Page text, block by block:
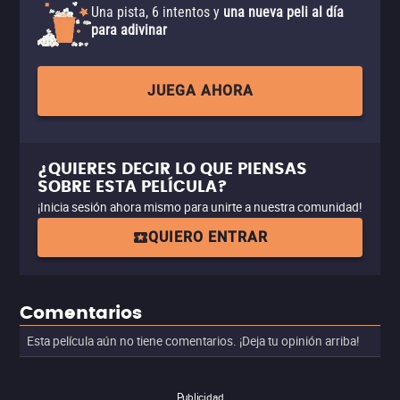
Una pista, 6 intentos y una nueva peli al día
para adivinar
JUEGA AHORA
¿QUIERES DECIR LO QUE PIENSAS
SOBRE ESTA PELÍCULA?
¡Inicia sesión ahora mismo para unirte a nuestra comunidad!
QUIERO ENTRAR
Comentarios
Esta película aún no tiene comentarios. ¡Deja tu opinión arriba!
Publicidad